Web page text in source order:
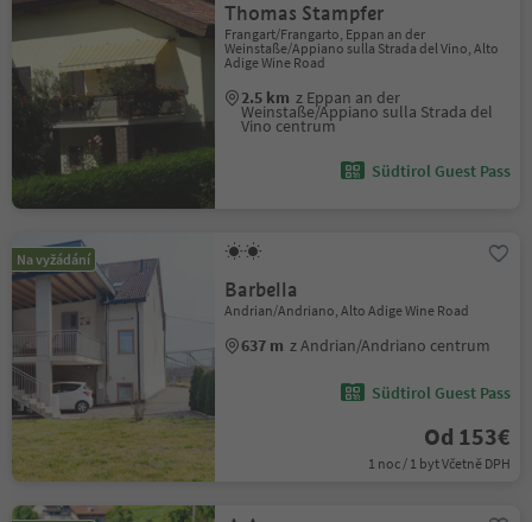
Thomas Stampfer
Frangart/Frangarto, Eppan an der
Weinstaße/Appiano sulla Strada del Vino, Alto
Adige Wine Road
2.5 km z Eppan an der
Weinstaße/Appiano sulla Strada del
Vino centrum
Südtirol Guest Pass
Na vyžádání
Barbella
Andrian/Andriano, Alto Adige Wine Road
637 m z Andrian/Andriano centrum
Südtirol Guest Pass
Od 153€
1 noc / 1 byt Včetně DPH